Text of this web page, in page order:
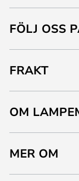
FÖLJ OSS
FRAKT
OM
MER OM